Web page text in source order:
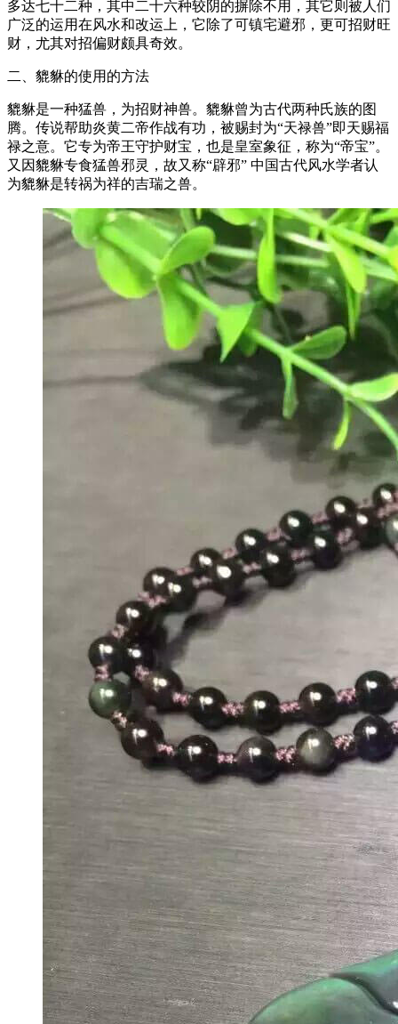
多达七十二种，其中二十六种较阴的摒除不用，其它则被人们
广泛的运用在风水和改运上，它除了可镇宅避邪，更可招财旺
财，尤其对招偏财颇具奇效。
二、貔貅的使用的方法
貔貅是一种猛兽，为招财神兽。貔貅曾为古代两种氏族的图
腾。传说帮助炎黄二帝作战有功，被赐封为“天禄兽”即天赐福
禄之意。它专为帝王守护财宝，也是皇室象征，称为“帝宝”。
又因貔貅专食猛兽邪灵，故又称“辟邪” 中国古代风水学者认
为貔貅是转祸为祥的吉瑞之兽。